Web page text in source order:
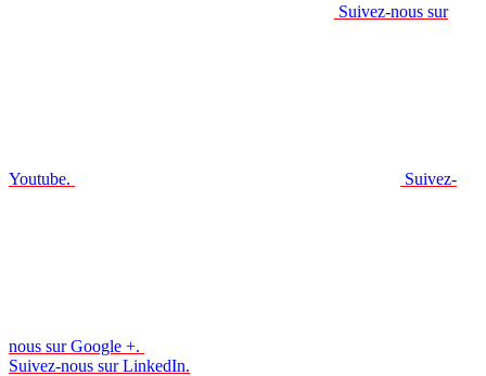
Suivez-nous sur
Youtube. Suivez-
nous sur Google +.
Suivez-nous sur LinkedIn.